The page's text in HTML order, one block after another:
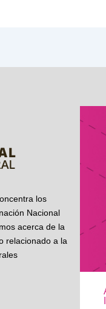
los
Nacional
acerca de la
relacionado a la